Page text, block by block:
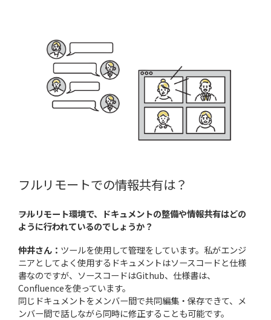
フルリモートでの情報共有は？
――フルリモート環境で、ドキュメントの整備や情報共有はどの
ように行われているのでしょうか？
仲井さん： ツールを使用して管理をしています。私がエンジ
ニアとしてよく使用するドキュメントはソースコードと仕様
書なのですが、ソースコードはGithub、仕様書は、
Confluenceを使っています。
同じドキュメントをメンバー間で共同編集・保存できて、メ
ンバー間で話しながら同時に修正することも可能です。